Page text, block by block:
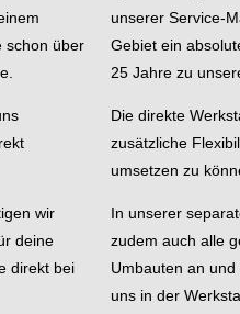
schon über
wir
deine
direkt bei
unserer Service-
Gebiet ein
25 Jahre zu
Die direkte
zusätzliche
umsetzen zu
In unserer
zudem auch alle
Umbauten an
uns in der